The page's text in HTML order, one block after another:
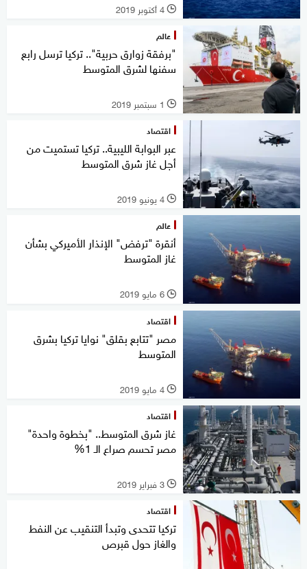
l 4 أكتوبر 2019
عالم
"برفقة زوارق حربية".. تركيا ترسل رابع
سفنها لشرق المتوسط
l 1 سبتمبر 2019
اقتصاد
عبر البوابة الليبية.. تركيا تستميت من
أجل غاز شرق المتوسط
l 4 يونيو 2019
عالم
أنقرة "ترفض" الإنذار الأميركي بشأن
غاز المتوسط
l 6 مايو 2019
اقتصاد
مصر "تتابع بقلق" نوايا تركيا بشرق
المتوسط
l 4 مايو 2019
اقتصاد
غاز شرق المتوسط.. "بخطوة واحدة"
مصر تحسم صراع الـ 1%
l 3 فبراير 2019
اقتصاد
تركيا تتحدى وتبدأ التنقيب عن النفط
والغاز حول قبرص